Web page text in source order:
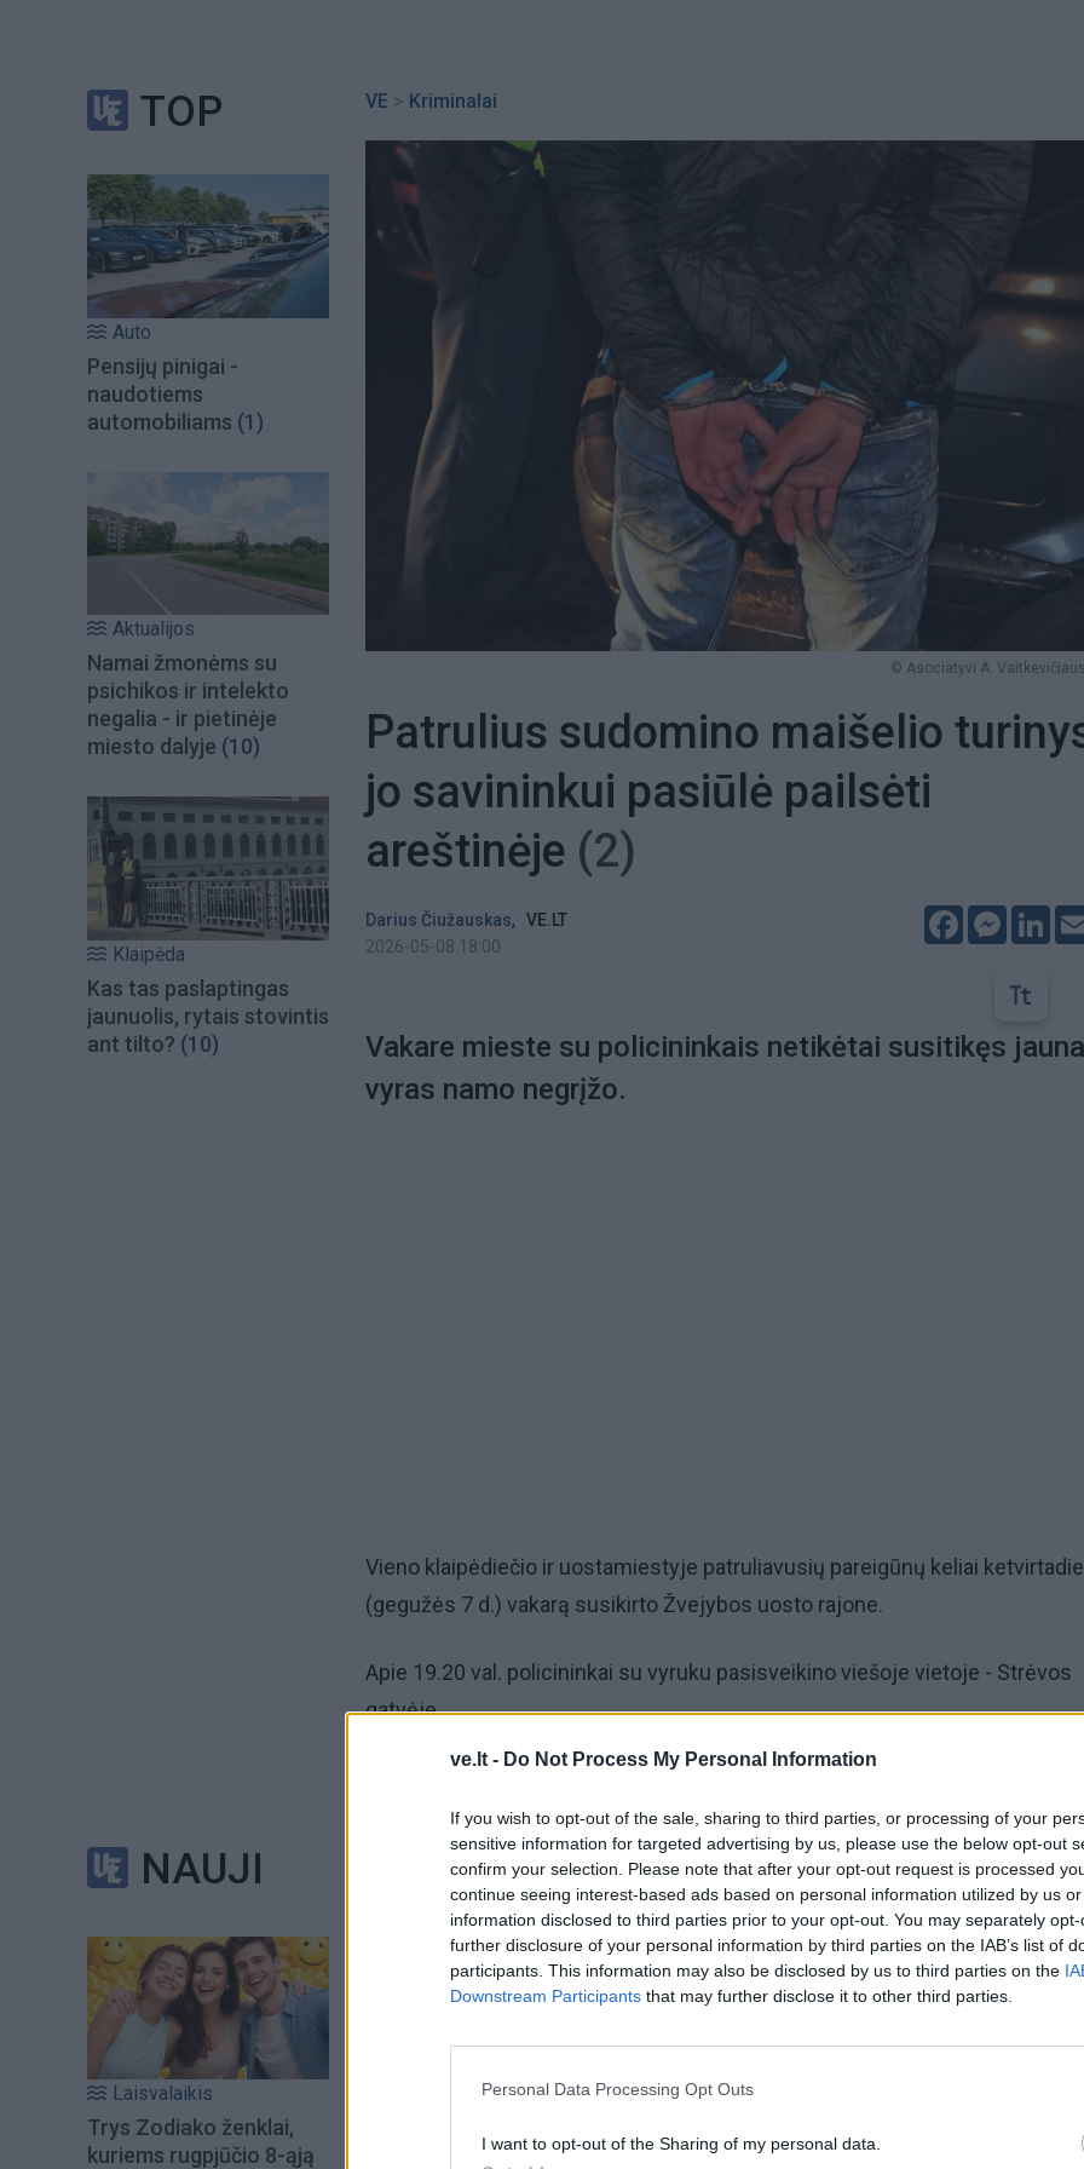
ve.lt - Do Not Process My Personal Information
If you wish to opt-out of the sale, sharing to third parties, or processing of your
sensitive information for targeted advertising by us, please use the below opt-out
confirm your selection. Please note that after your opt-out request is processed
continue seeing interest-based ads based on personal information utilized by us
information disclosed to third parties prior to your opt-out. You may separately
further disclosure of your personal information by third parties on the IAB’s list of
participants. This information may also be disclosed by us to third parties on the
Downstream Participants that may further disclose it to other third parties.
Personal Data Processing Opt Outs
I want to opt-out of the Sharing of my personal data.
TOP
Auto
Pensijų pinigai -
naudotiems
automobiliams (1)
Aktualijos
Namai žmonėms su
psichikos ir intelekto
negalia - ir pietinėje
miesto dalyje (10)
Klaipėda
Kas tas paslaptingas
jaunuolis, rytais stovintis
ant tilto? (10)
NAUJI
Laisvalaikis
Trys Zodiako ženklai,
kuriems rugpjūčio 8-ąją
VE > Kriminalai
© Asociatyvi A.
Patrulius sudomino maišelio
jo savininkui pasiūlė pailsėti
areštinėje (2)
Darius Čiužauskas,
VE.LT
2026-05-08 18:00
Facebook
Vakare mieste su policininkais netikėtai susitikęs
vyras namo negrįžo.
Vieno klaipėdiečio ir uostamiestyje patruliavusių pareigūnų keliai
(gegužės 7 d.) vakarą susikirto Žvejybos uosto rajone.
Apie 19.20 val. policininkai su vyruku pasisveikino viešoje vietoje - Strėvos
gatvėje.
Nuspręsta atlikti dalinę jo apžiūrą.
Pas 36 metų vyrą rastas plastikinis maišelis, kurio turinys
sukėlė įtarimą.
Manoma, kad jame galėjo būti narkotinė medžiaga.
Namo įtariamajam grįžti neleista, jis sulaikytas ir uždarytas į Klaipėdos